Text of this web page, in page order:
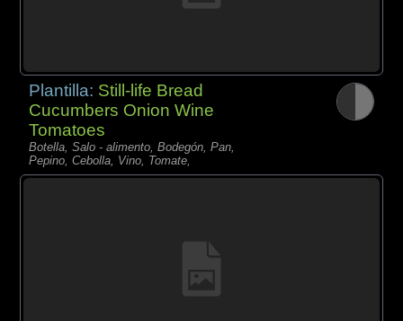
Plantilla: Still-life Bread
Cucumbers Onion Wine
Tomatoes
Botella, Salo - alimento, Bodegón, Pan,
Pepino, Cebolla, Vino, Tomate,